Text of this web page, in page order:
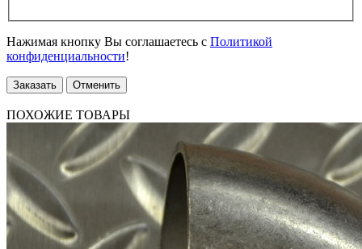
Нажимая кнопку Вы соглашаетесь с Политикой
конфиденциальности!
Заказать Отменить
ПОХОЖИЕ ТОВАРЫ